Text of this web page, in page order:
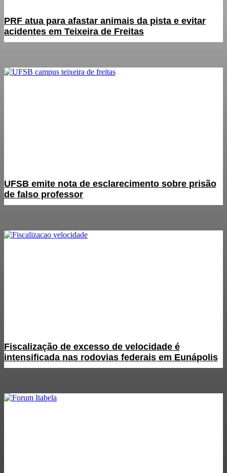
PRF atua para afastar animais da pista e evitar
acidentes em Teixeira de Freitas
UFSB emite nota de esclarecimento sobre prisão
de falso professor
Fiscalização de excesso de velocidade é
intensificada nas rodovias federais em Eunápolis